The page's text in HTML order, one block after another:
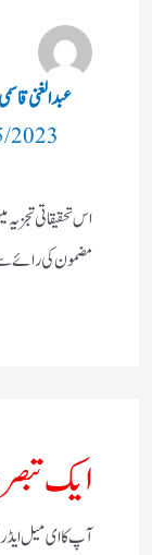
عبدالغنی قاسمی
12/05/2023
اس تحقیقاتی
مضمون کی رائے
ایک
آپ کا ای میل